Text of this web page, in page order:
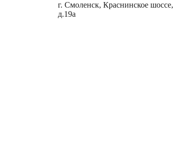
г. Смоленск, Краснинское шоссе,
д.19а